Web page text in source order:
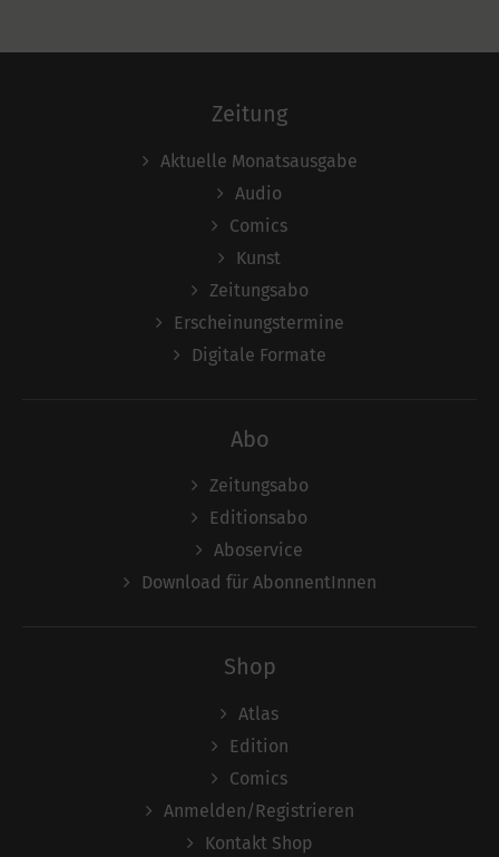
Zeitung
Aktuelle Monatsausgabe
Audio
Comics
Kunst
Zeitungsabo
Erscheinungstermine
Digitale Formate
Abo
Zeitungsabo
Editionsabo
Aboservice
Download für AbonnentInnen
Shop
Atlas
Edition
Comics
Anmelden/Registrieren
Kontakt Shop